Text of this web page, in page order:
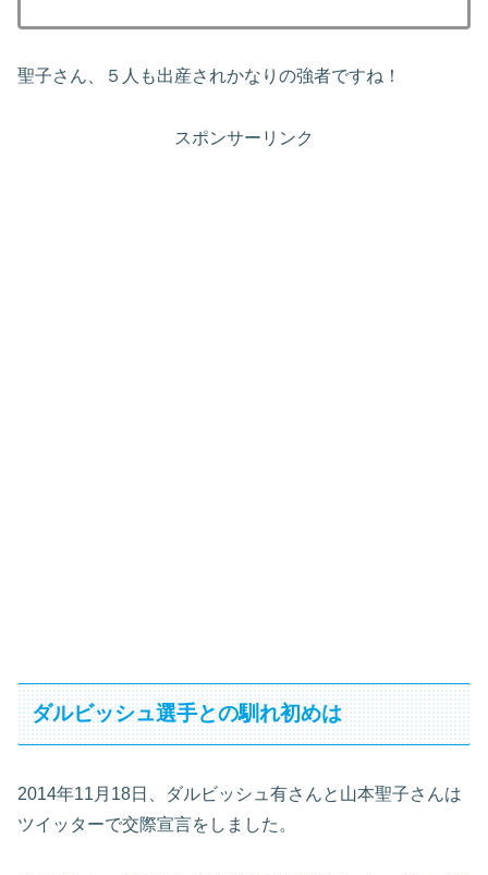
聖子さん、５人も出産されかなりの強者ですね！
スポンサーリンク
ダルビッシュ選手との馴れ初めは
2014年11月18日、ダルビッシュ有さんと山本聖子さんは
ツイッターで交際宣言をしました。